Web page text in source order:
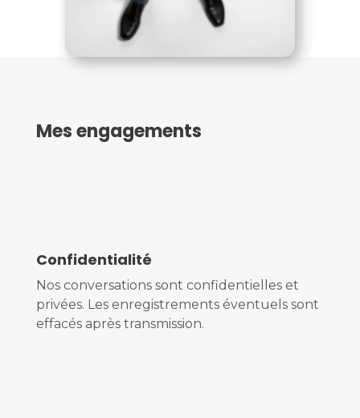
Mes engagements
Confidentialité
Nos conversations sont confidentielles et
privées. Les enregistrements éventuels sont
effacés après transmission.